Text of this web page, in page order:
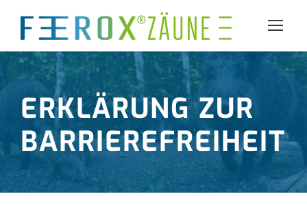
ERKLÄRUNG ZUR
BARRIEREFREIHEIT